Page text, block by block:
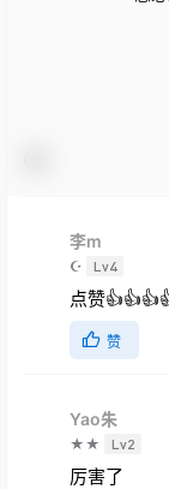
李m
☪ Lv4
点赞
赞
Yao朱
★★ Lv2
厉害了